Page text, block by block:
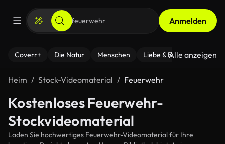
Anmelden
Coverr+ Die Natur Menschen Liebe & Beziehungen
Alle anzeigen
Heim Stock-Videomaterial Feuerwehr
Kostenloses Feuerwehr-
Stockvideomaterial
Laden Sie hochwertiges Feuerwehr-Videomaterial für Ihre